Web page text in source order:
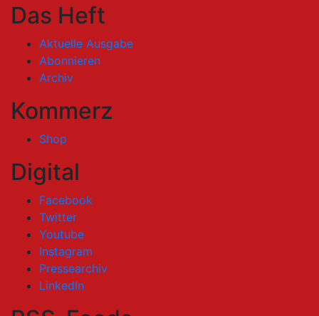
Das Heft
Aktuelle Ausgabe
Abonnieren
Archiv
Kommerz
Shop
Digital
Facebook
Twitter
Youtube
Instagram
Pressearchiv
LinkedIn